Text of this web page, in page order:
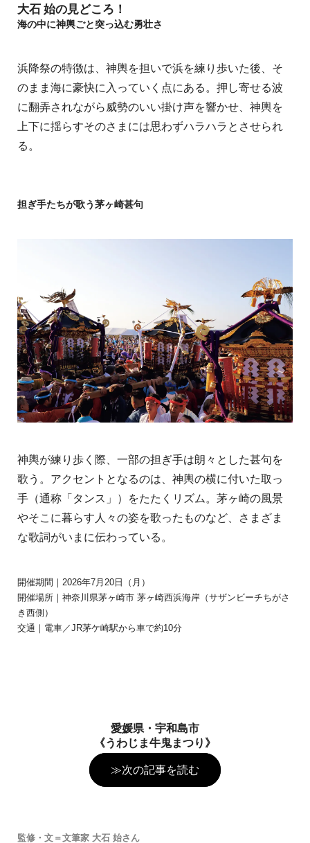
大石 始の見どころ！
海の中に神輿ごと突っ込む勇壮さ
浜降祭の特徴は、神輿を担いで浜を練り歩いた後、そ
のまま海に豪快に入っていく点にある。押し寄せる波
に翻弄されながら威勢のいい掛け声を響かせ、神輿を
上下に揺らすそのさまには思わずハラハラとさせられ
る。
担ぎ手たちが歌う茅ヶ崎甚句
神輿が練り歩く際、一部の担ぎ手は朗々とした甚句を
歌う。アクセントとなるのは、神輿の横に付いた取っ
手（通称「タンス」）をたたくリズム。茅ヶ崎の風景
やそこに暮らす人々の姿を歌ったものなど、さまざま
な歌詞がいまに伝わっている。
開催期間｜2026年7月20日（月）
開催場所｜神奈川県茅ヶ崎市 茅ヶ崎西浜海岸（サザンビーチちがさ
き西側）
交通｜電車／JR茅ケ崎駅から車で約10分
愛媛県・宇和島市
《うわじま牛鬼まつり》
≫次の記事を読む
監修・文＝文筆家 大石 始さん